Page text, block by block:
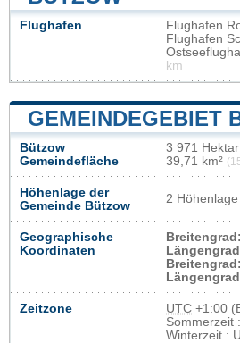
Flughafen Flughafen
Flughafen
km
GEMEINDEGEBIET
Bützow
Gemeindefläche
3 971 Hektar
39,71 km²
Höhenlage der
Gemeinde Bützow
2 Höhenlage
Geographische
Koordinaten
Breitengrad:
Breitengrad:
Zeitzone UTC +1:00
Sommerzeit
Winterzeit :